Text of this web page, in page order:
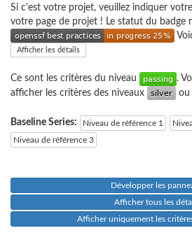
Si c'est votre projet, veuillez indiquer
votre page de projet ! Le statut du badge
Afficher les détails
Ce sont les critères du niveau
.
afficher les critères des niveaux
ou
Baseline Series: Niveau de référence 1
Niveau de référence 3
Développer les
Afficher tous les
Afficher uniquement les